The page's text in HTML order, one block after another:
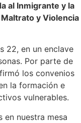
al Inmigrante y la
y Violencia
22, en un enclave
Por parte de
los convenios
la formación e
vulnerables.
en nuestra mesa